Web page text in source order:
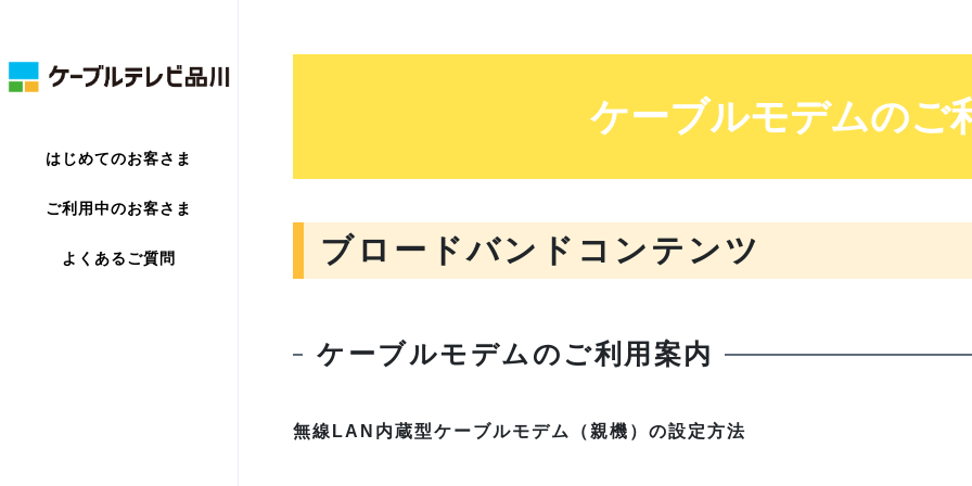
はじめてのお客さま
ご利用中のお客さま
よくあるご質問
ケーブルモデムのご
ブロードバンドコンテンツ
ケーブルモデムのご利用案内
無線LAN内蔵型ケーブルモデム（親機）の設定方法